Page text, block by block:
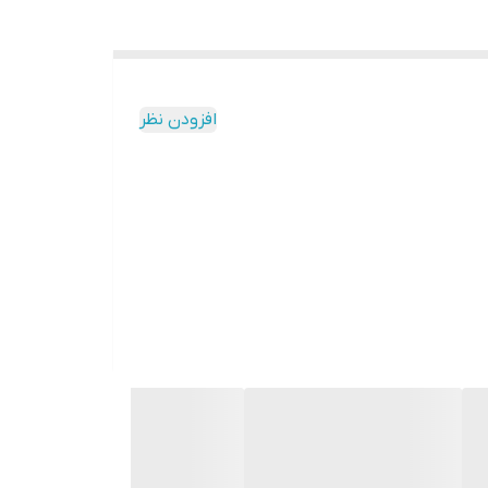
افزودن نظر